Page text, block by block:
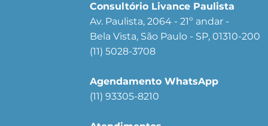
Consultório Livance Paulista
Av. Paulista, 2064 - 21º andar -
Bela Vista, São Paulo - SP, 01310-200
(11) 5028-3708
Agendamento WhatsApp
(11) 93305-8210